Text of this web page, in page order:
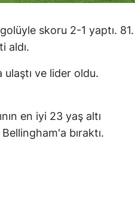
skoru 2-1 yaptı. 81.
aldı.
ulaştı ve lider oldu.
en iyi 23 yaş altı
bıraktı.